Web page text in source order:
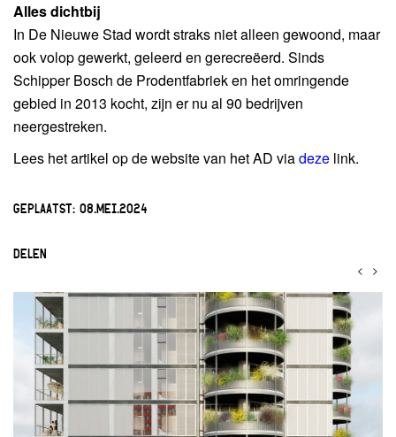
Alles dichtbij
In De Nieuwe Stad wordt straks niet alleen gewoond, maar
ook volop gewerkt, geleerd en gerecreëerd. Sinds
Schipper Bosch de Prodentfabriek en het omringende
gebied in 2013 kocht, zijn er nu al 90 bedrijven
neergestreken.
Lees het artikel op de website van het AD viadeze link.
GEPLAATST: 08.MEI.2024
DELEN
< >